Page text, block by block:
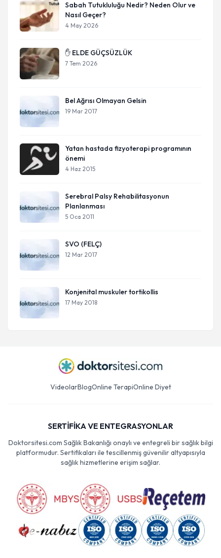
Sabah Tutukluluğu Nedir? Neden Olur ve
Nasıl Geçer?
4 May 2026
✋ ELDE GÜÇSÜZLÜK
7 Tem 2026
Bel Ağrısı Olmayan Gelsin
19 Mar 2017
Yatan hastada fizyoterapi programının
önemi
4 Haz 2015
Serebral Palsy Rehabilitasyonun
Planlanması
5 Oca 2011
SVO (FELÇ)
12 Mar 2017
Konjenital muskuler tortikollis
17 May 2018
VideolarBlogOnline TerapiOnline Diyet
SERTİFİKA VE ENTEGRASYONLAR
Doktorsitesi.com Sağlık Bakanlığı onaylı ve entegreli bir sağlık bilgi
platformudur. Sertifikaları ile tescillenmiş güvenilir altyapısıyla
sağlık hizmetlerine erişim sağlar.